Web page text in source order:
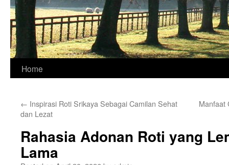
Home
← Inspirasi Roti Srikaya Sebagai Camilan Sehat
dan Lezat
Manfaat
Rahasia Adonan Roti yang
Lama